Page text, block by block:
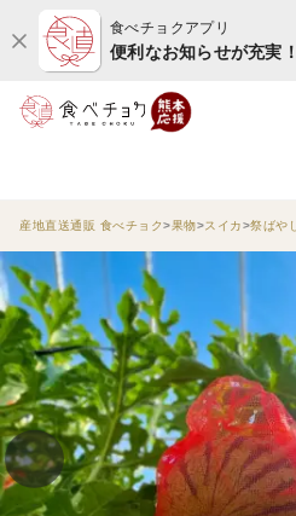
食べチョクアプリ
便利なお知らせが充実！
産地直送通販 食べチョク 果物 スイカ 祭ばやし